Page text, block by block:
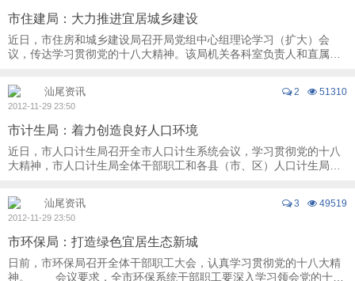
市住建局：大力推进宜居城乡建设
近日，市住房和城乡建设局召开局党组中心组理论学习（扩大）会
议，传达学习贯彻党的十八大精神。该局机关各科室负责人和直属单
2 51310
汕尾资讯
2012-11-29 23:50
市计生局：着力创造良好人口环境
近日，市人口计生局召开全市人口计生系统会议，学习贯彻党的十八
大精神，市人口计生局全体干部职工和各县（市、区）人口计生局负
3 49519
汕尾资讯
2012-11-29 23:50
市环保局：打造绿色宜居生态新城
日前，市环保局召开全体干部职工大会，认真学习贯彻党的十八大精
神。 会议要求，全市环保系统干部职工要深入学习领会党的十八